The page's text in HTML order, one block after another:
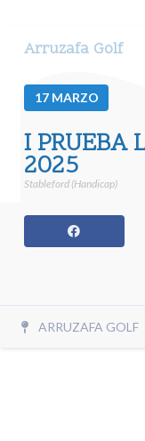
Arruzafa Golf
17 MARZO
I PRUEBA
2025
Stableford (Handicap)
ARRUZAFA GOLF